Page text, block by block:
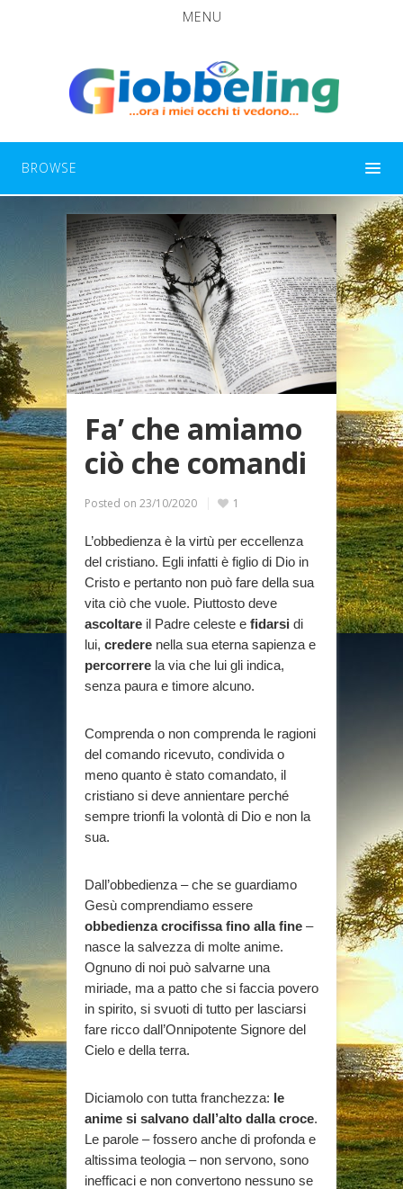
MENU
BROWSE
Fa’ che amiamo
ciò che comandi
Posted on 23/10/2020 1
L’obbedienza è la virtù per eccellenza
del cristiano. Egli infatti è figlio di Dio in
Cristo e pertanto non può fare della sua
vita ciò che vuole. Piuttosto deve
ascoltare il Padre celeste e fidarsi di
lui, credere nella sua eterna sapienza e
percorrere la via che lui gli indica,
senza paura e timore alcuno.
Comprenda o non comprenda le ragioni
del comando ricevuto, condivida o
meno quanto è stato comandato, il
cristiano si deve annientare perché
sempre trionfi la volontà di Dio e non la
sua.
Dall’obbedienza – che se guardiamo
Gesù comprendiamo essere
obbedienza crocifissa fino alla fine –
nasce la salvezza di molte anime.
Ognuno di noi può salvarne una
miriade, ma a patto che si faccia povero
in spirito, si svuoti di tutto per lasciarsi
fare ricco dall’Onnipotente Signore del
Cielo e della terra.
Diciamolo con tutta franchezza: le
anime si salvano dall’alto dalla croce.
Le parole – fossero anche di profonda e
altissima teologia – non servono, sono
inefficaci e non convertono nessuno se